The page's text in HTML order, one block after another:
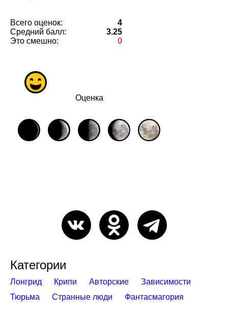
Всего оценок:
4
Средний балл:
3.25
Это смешно:
0
Оценка
Категории
Лонгрид Крипи Авторские
Зависимости
Тюрьма
Странные люди Фантасмагория